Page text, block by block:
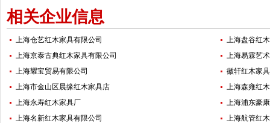
相关企业信息
上海仓艺红木家具有限公司
上海盘谷红
上海京泰古典红木家具有限公司
上海易霖艺
上海耀宝贸易有限公司
徽轩红木家具
上海市金山区晨缘红木家具店
上海森雍红
上海永寿红木家具厂
上海浦东豪
上海名新红木家具有限公司
上海航管红